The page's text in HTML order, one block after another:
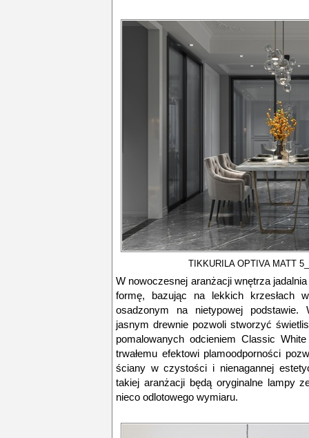
TIKKURILA OPTIVA MATT
W nowoczesnej aranżacji wnętrza
formę, bazując na lekkich krzesłach
osadzonym na nietypowej podstawie.
jasnym drewnie pozwoli stworzyć
pomalowanych odcieniem Classic
trwałemu efektowi plamoodporności
ściany w czystości i nienagannej
takiej aranżacji będą oryginalne lampy
nieco odlotowego wymiaru.